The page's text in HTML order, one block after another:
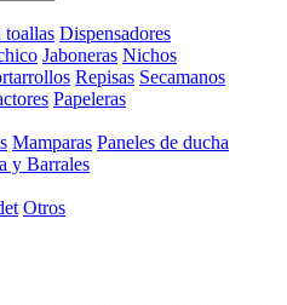
toallas Dispensadores
Jaboneras Nichos
Repisas Secamanos
Papeleras
Mamparas Paneles de ducha
y Barrales
Otros